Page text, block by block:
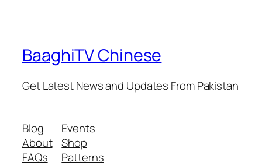
BaaghiTV Chinese
Get Latest News and Updates From Pakistan
Blog
About
FAQs
Events
Shop
Patterns